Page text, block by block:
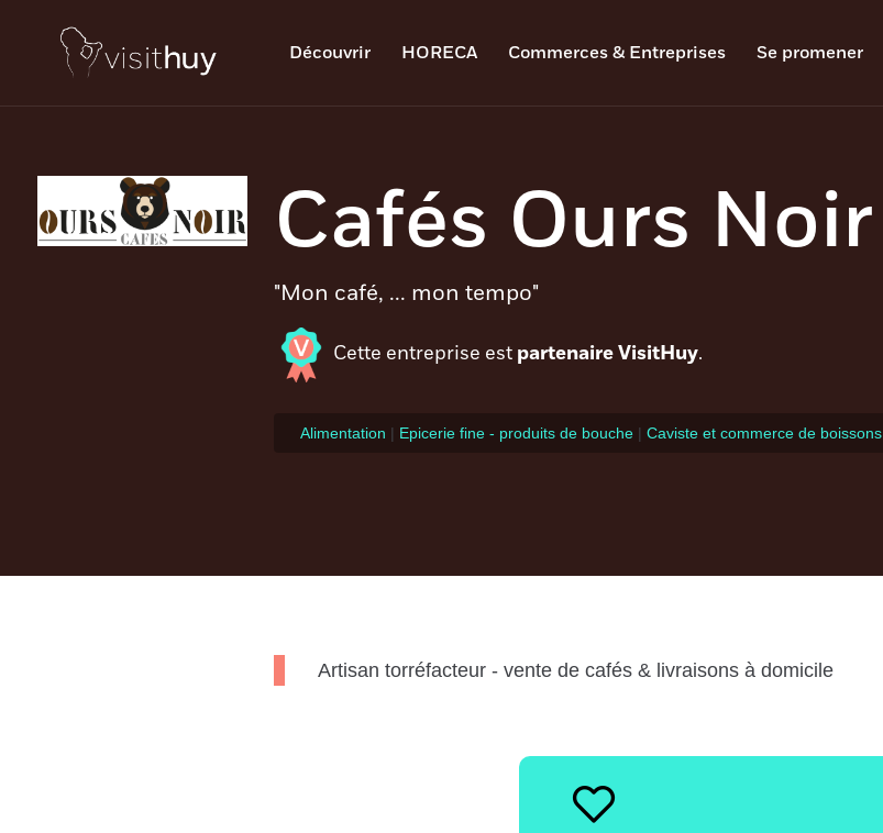
Découvrir HORECA Commerces & Entreprises Se promener
Cafés Ours Noir
"Mon café, ... mon tempo"
Cette entreprise est partenaire VisitHuy.
Alimentation | Epicerie fine - produits de bouche| Caviste et commerce de boissons
Artisan torréfacteur - vente de cafés & livraisons à domicile